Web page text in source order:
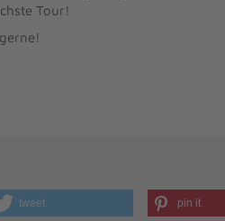
Tour!
tweet pin it